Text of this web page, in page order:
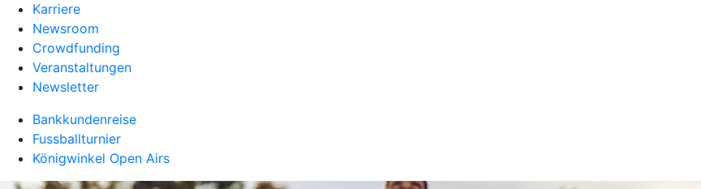
Karriere
Newsroom
Crowdfunding
Veranstaltungen
Newsletter
Bankkundenreise
Fussballturnier
Königwinkel Open Airs